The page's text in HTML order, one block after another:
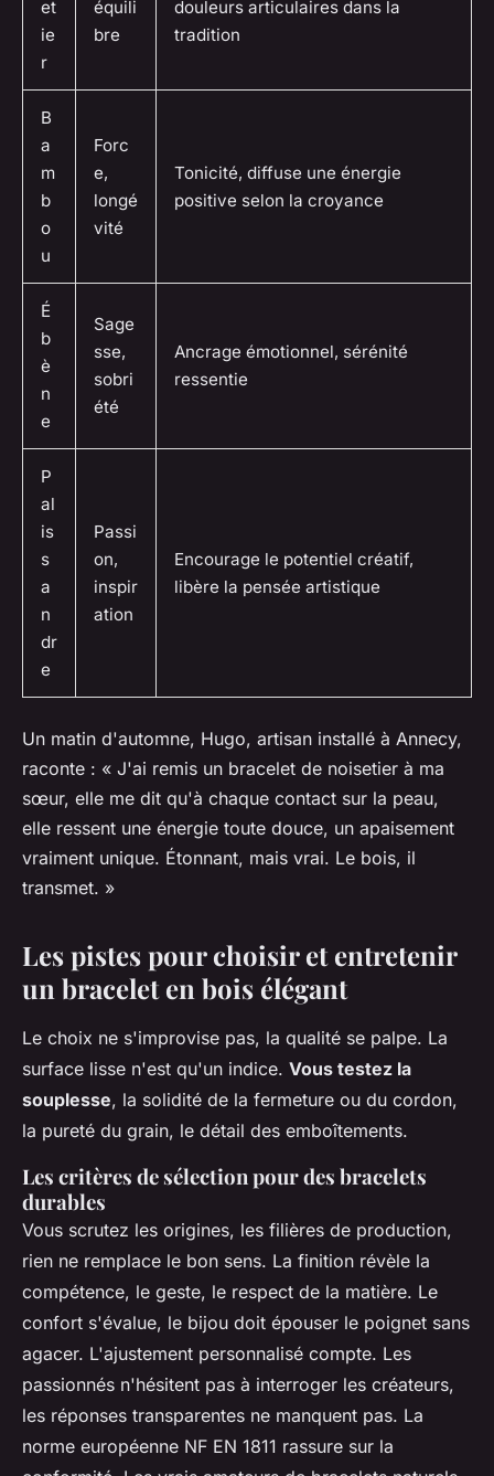
et
ie
r
équili
bre
douleurs articulaires dans la
tradition
B
a
m
b
o
u
Forc
e,
longé
vité
Tonicité, diffuse une énergie
positive selon la croyance
É
b
è
n
e
Sage
sse,
sobri
été
Ancrage émotionnel, sérénité
ressentie
P
al
is
s
a
n
dr
e
Passi
on,
inspir
ation
Encourage le potentiel créatif,
libère la pensée artistique
Un matin d'automne, Hugo, artisan installé à Annecy,
raconte : « J'ai remis un bracelet de noisetier à ma
sœur, elle me dit qu'à chaque contact sur la peau,
elle ressent une énergie toute douce, un apaisement
vraiment unique. Étonnant, mais vrai. Le bois, il
transmet. »
Les pistes pour choisir et entretenir
un bracelet en bois élégant
Le choix ne s'improvise pas, la qualité se palpe. La
surface lisse n'est qu'un indice. Vous testez la
souplesse, la solidité de la fermeture ou du cordon,
la pureté du grain, le détail des emboîtements.
Les critères de sélection pour des bracelets
durables
Vous scrutez les origines, les filières de production,
rien ne remplace le bon sens. La finition révèle la
compétence, le geste, le respect de la matière. Le
confort s'évalue, le bijou doit épouser le poignet sans
agacer. L'ajustement personnalisé compte. Les
passionnés n'hésitent pas à interroger les créateurs,
les réponses transparentes ne manquent pas. La
norme européenne NF EN 1811 rassure sur la